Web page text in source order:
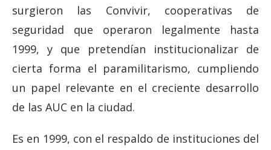
surgieron las Convivir, cooperativas de
seguridad que operaron legalmente hasta
1999, y que pretendían institucionalizar de
cierta forma el paramilitarismo, cumpliendo
un papel relevante en el creciente desarrollo
de las AUC en la ciudad.
Es en 1999, con el respaldo de instituciones del